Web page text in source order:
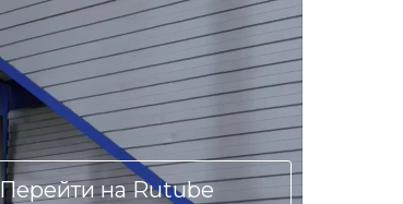
Перейти на Rutube